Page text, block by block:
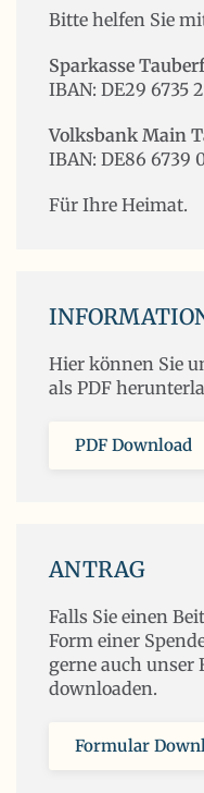
Bitte helfen Sie
Sparkasse
IBAN: DE29 6735
Volksbank Main
IBAN: DE86 6739
Für Ihre Heimat.
Hier können Sie
als PDF
PDF Download
ANTRAG
Falls Sie einen
Form einer
gerne auch unser
downloaden.
Formular